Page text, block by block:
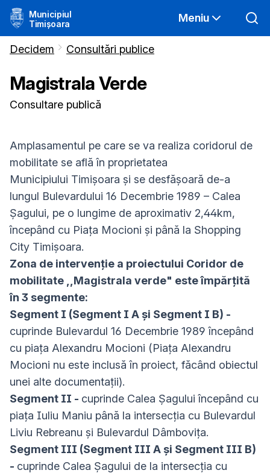
Municipiul
Timișoara
Meniu
Decidem Consultări publice
Magistrala Verde
Consultare publică
Amplasamentul pe care se va realiza coridorul de
mobilitate se află în proprietatea
Municipiului Timișoara și se desfășoară de-a
lungul Bulevardului 16 Decembrie 1989 – Calea
Șagului, pe o lungime de aproximativ 2,44km,
începând cu Piața Mocioni și până la Shopping
City Timișoara.
Zona de intervenție a proiectului Coridor de
mobilitate ,,Magistrala verde" este împărțită
în 3 segmente:
Segment I (Segment I A și Segment I B) -
cuprinde Bulevardul 16 Decembrie 1989 începând
cu piața Alexandru Mocioni (Piața Alexandru
Mocioni nu este inclusă în proiect, făcând obiectul
unei alte documentații).
Segment II - cuprinde Calea Șagului începând cu
piața Iuliu Maniu până la intersecția cu Bulevardul
Liviu Rebreanu și Bulevardul Dâmbovița.
Segment III (Segment III A și Segment III B)
- cuprinde Calea Șagului de la intersecția cu